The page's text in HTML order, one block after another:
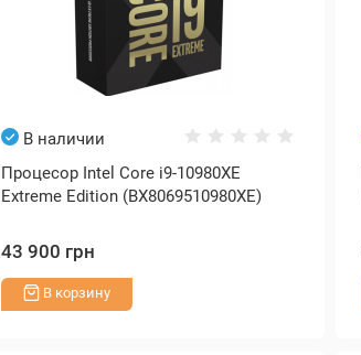
В наличии
Процесор Intel Core i9-10980XE
Extreme Edition (BX8069510980XE)
43 900 грн
В корзину